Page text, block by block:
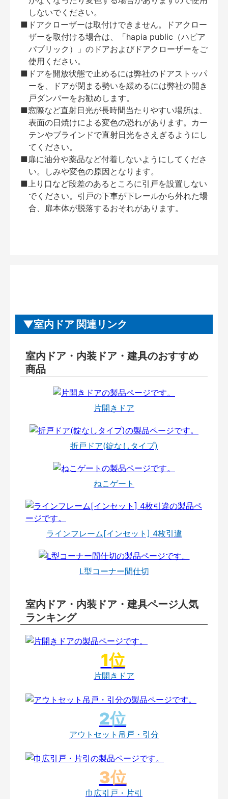
しないでください。
■ドアクローザーは取付けできません。ドアクロー
ザーを取付ける場合は、「hapia public（ハピア
パブリック）」のドアおよびドアクローザーをご
使用ください。
■ドアを開放状態で止めるには弊社のドアストッパ
ーを、ドアが閉まる勢いを緩めるには弊社の開き
戸ダンパーをお勧めします。
■窓際など直射日光が長時間当たりやすい場所は、
表面の日焼けによる変色の恐れがあります。カー
テンやブラインドで直射日光をさえぎるようにし
てください。
■扉に油分や薬品など付着しないようにしてくださ
い。しみや変色の原因となります。
■上り口など段差のあるところに引戸を設置しない
でください。引戸の下車が下レールから外れた場
合、扉本体が脱落するおそれがあります。
室内ドア 関連リンク
室内ドア・内装ドア・建具のおすすめ
商品
片開きドア
折戸ドア(錠なしタイプ)
ねこゲート
ラインフレーム[インセット] 4枚引違
L型コーナー間仕切
室内ドア・内装ドア・建具ページ人気
ランキング
片開きドア
アウトセット吊戸・引分
巾広引戸・片引